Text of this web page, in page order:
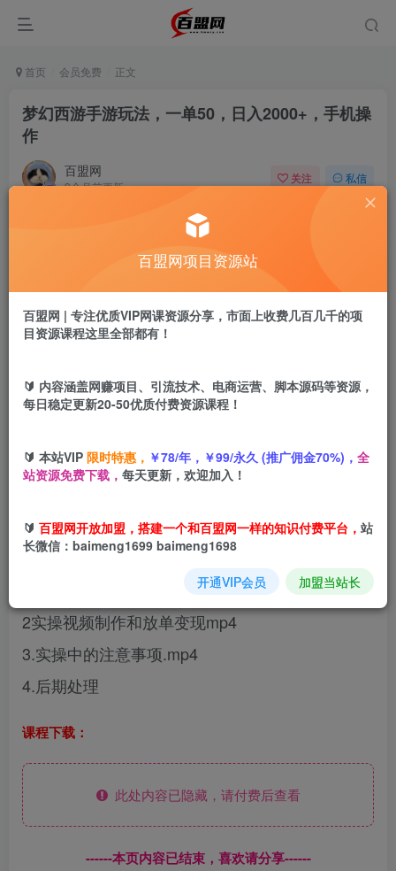
首页 会员免费 正文
梦幻西游手游玩法，一单50，日入2000+，手机操
作
百盟网
9个月前更新
关注 私信
梦幻西游手游玩法，一单50，日入2000+，手机操作
盟币9.9
立即购买
玩法，一单50，日入2000+，手机操作
1项目介绍以及前期准备mp4
2实操视频制作和放单变现mp4
3.实操中的注意事项.mp4
4.后期处理
课程下载：
此处内容已隐藏，请付费后查看
------本页内容已结束，喜欢请分享------
百盟网项目资源站
百盟网 | 专注优质VIP网课资源分享，市面上收费几百几千的项
目资源课程这里全部都有！
🔰 内容涵盖网赚项目、引流技术、电商运营、脚本源码等资源，
每日稳定更新20-50优质付费资源课程！
🔰 本站VIP 限时特惠， ￥78/年，￥99/永久 (推广佣金70%)， 全
站资源免费下载， 每天更新，欢迎加入！
🔰 百盟网开放加盟，搭建一个和百盟网一样的知识付费平台， 站
长微信：baimeng1699 baimeng1698
开通VIP会员 加盟当站长